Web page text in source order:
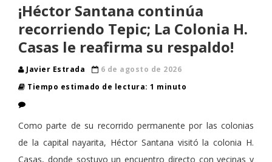
¡Héctor Santana continúa
recorriendo Tepic; La Colonia H.
Casas le reafirma su respaldo!
Javier Estrada
6 de agosto de 2026
Tiempo estimado de lectura: 1 minuto
Como parte de su recorrido permanente por las colonias
de la capital nayarita, Héctor Santana visitó la colonia H.
Casas, donde sostuvo un encuentro directo con vecinas y